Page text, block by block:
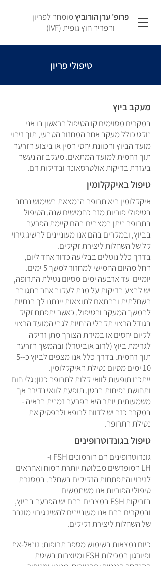
פרופ' ערן הורוביץ מומחה לפריון
והפריה חוץ גופית (IVF)
טיפולי פריון
מעקב ביוץ
במקרים מסוימים קו הטיפול הראשון בו אני
נוקט כולל מעקב אחר המחזור הטבעי, תוך זיהוי
מועד הביוץ והכוונת יחסי המין או ביצוע הזרעה
תוך רחמית למועד המתאים. מעקב זה נעשה
בעזרת בדיקות אולטרסאונד ובדיקות דם.
טיפול באיקקלומין
איקקלומין היא תרופה הנמצאת בשימוש נרחב
בטיפולי פוריות מזה כחמישים שנה. הטיפול
בתרופה ניתן במצבים בהם קיימת הפרעה
בביוץ, ובמקרים בהם אנו מעוניינים להשיג גירוי
קל של השחלות ליצירת זקיקים.
בדרך כלל נוטלים בבליעה כדור אחד ליום,
החל מהיום החמישי למחזור למשך 5 ימים.
יומיים עד ארבעה ימים מסיום נטילת התרופה,
יש לבצע בדיקות על מנת לעקוב אחר התגובה
השחלתית ובהתאם לתוצאות יינתנו לך הנחיות
להמשך המעקב והטיפול. כאשר יתפתח זקיק
בגודל הרצוי תקבלי הנחיות לגבי המועד הרצוי
לקיום יחסים או במידת הצורך מתן זריקה
לגרימת ביוץ (לרוב אוביטרל) ובהמשך הזרעה
תוך רחמית. בדרך כלל אנו מצפים לביוץ כ-5-
10 ימים מסיום נטילת האיקקלומין.
ייתכנו תופעות לוואי קלות לתרופה כגון: גלי חום
ותחושת נפיחות בבטן. תופעת לוואי נדירה אך
משמעותית יותר היא הפרעה זמנית בראיה -
במקרה כזה יש לדווח לרופא ולהפסיק את
נטילת התרופה.
טיפול בגונדוטרופינים
גונדוטרופינים הם הורמונים FSH ו-
LH המופרשים מבלוטת יותרת המוח ואחראים
לגירוי והתפתחות הזקיקים בשחלה. במסגרת
טיפולי הפוריות אנו משתמשים
בזריקות FSH במצבים בהם יש הפרעה בביוץ,
ובמקרים בהם אנו מעוניינים להשיג גירוי מוגבר
של השחלות ליצירת זקיקים.
כיום נמצאות בשימוש מספר תרופות: גונאל-אף
ופיורגון המכילות FSH ומיוצרות בשיטת